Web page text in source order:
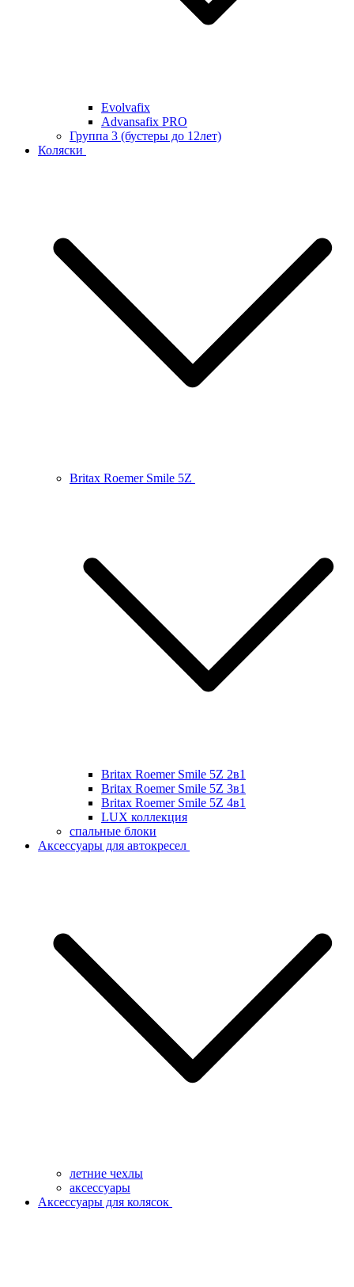
Evolvafix
Advansafix PRO
Группа 3 (бустеры до 12лет)
Коляски
Britax Roemer Smile 5Z
Britax Roemer Smile 5Z 2в1
Britax Roemer Smile 5Z 3в1
Britax Roemer Smile 5Z 4в1
LUX коллекция
спальные блоки
Аксессуары для автокресел
летние чехлы
аксессуары
Аксессуары для колясок